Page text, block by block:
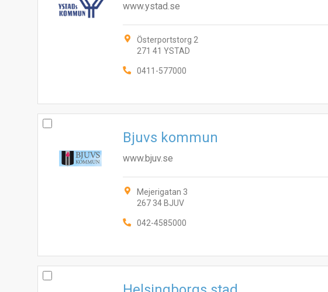
www.ystad.se
Österportstorg 2
271 41 YSTAD
0411-577000
Bjuvs kommun
www.bjuv.se
Mejerigatan 3
267 34 BJUV
042-4585000